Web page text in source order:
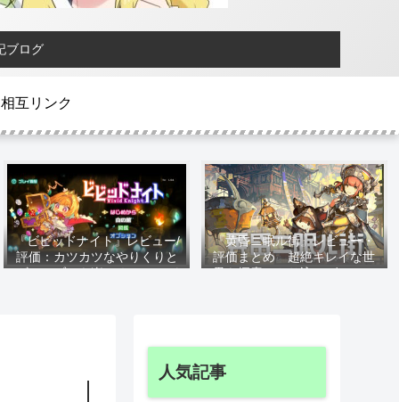
ブログ
相互リンク
『ビビッドナイト』レビュー/
評価：カツカツなやりくりと
ギャンブルを楽しめ！コスパ
『黄昏ニ眠ル街』レビュー・
評価まとめ 超絶キレイな世
界を探索 やり込みゲーマー
人気記事